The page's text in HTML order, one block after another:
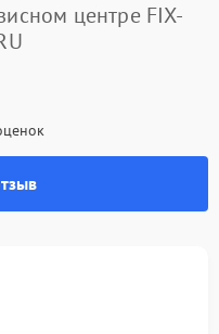
центре FIX-